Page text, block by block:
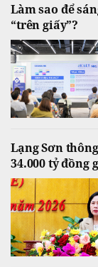
Làm sao để
“trên giấy”?
Lạng Sơn
34.000 tỷ đồng